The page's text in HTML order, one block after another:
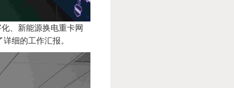
、新能源换电重卡网
细的工作汇报。